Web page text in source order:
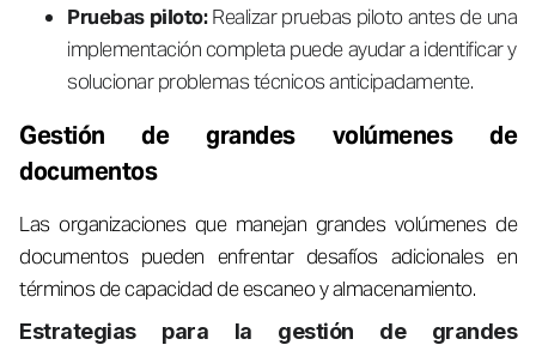
Pruebas piloto:Realizar pruebas piloto antes de una
implementación completa puede ayudar a identificar y
solucionar problemas técnicos anticipadamente.
Gestión de grandes volúmenes de
documentos
Las organizaciones que manejan grandes volúmenes de
documentos pueden enfrentar desafíos adicionales en
términos de capacidad de escaneo y almacenamiento.
Estrategias para la gestión de grandes